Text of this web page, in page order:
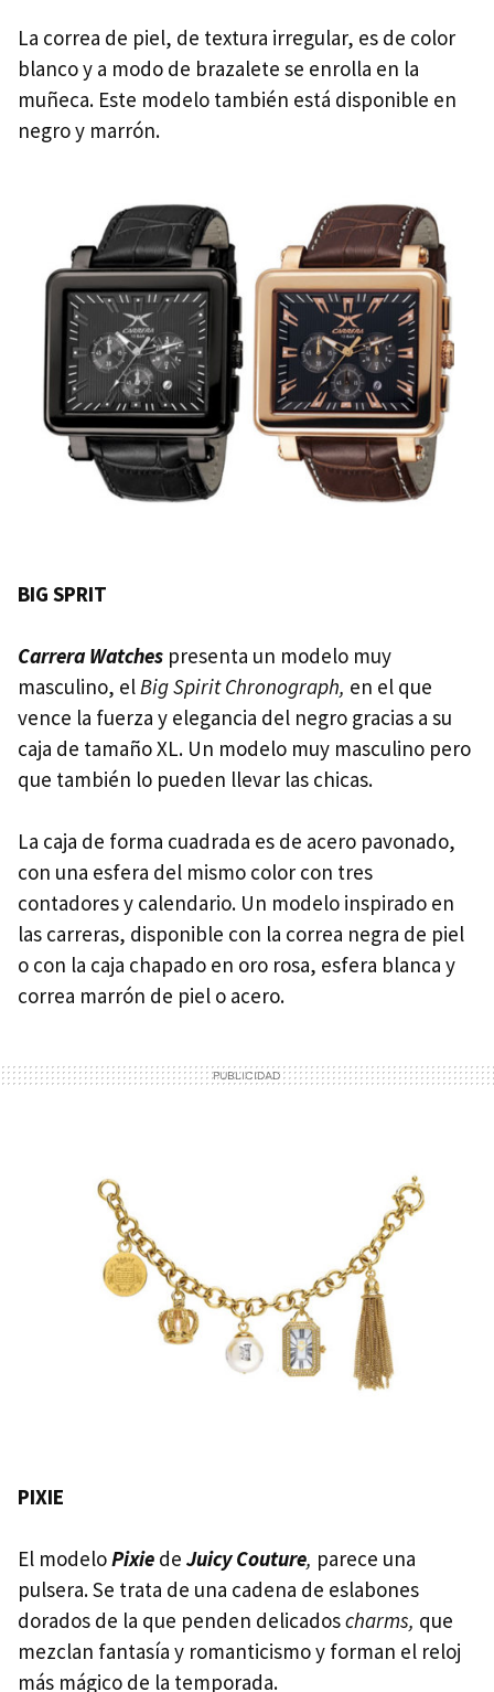
La correa de piel, de textura irregular, es de color
blanco y a modo de brazalete se enrolla en la
muñeca. Este modelo también está disponible en
negro y marrón.
BIG SPRIT
Carrera Watches presenta un modelo muy
masculino, el Big Spirit Chronograph, en el que
vence la fuerza y elegancia del negro gracias a su
caja de tamaño XL. Un modelo muy masculino pero
que también lo pueden llevar las chicas.
La caja de forma cuadrada es de acero pavonado,
con una esfera del mismo color con tres
contadores y calendario. Un modelo inspirado en
las carreras, disponible con la correa negra de piel
o con la caja chapado en oro rosa, esfera blanca y
correa marrón de piel o acero.
PIXIE
El modeloPixie de Juicy Couture, parece una
pulsera. Se trata de una cadena de eslabones
dorados de la que penden delicadoscharms, que
mezclan fantasía y romanticismo y forman el reloj
más mágico de la temporada.